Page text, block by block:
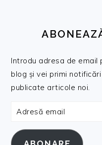
Introdu adresa de
blog și vei primi
publicate articole noi.
Adresă